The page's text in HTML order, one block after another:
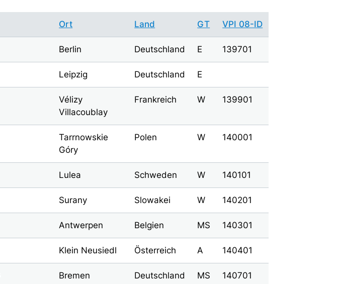
Ort Land GT VPI 08-ID
Berlin Deutschland E 139701
Leipzig Deutschland E
Vélizy
Villacoublay
Frankreich W 139901
Tarrnowskie
Góry
Polen W 140001
Lulea Schweden W 140101
Surany Slowakei W 140201
Antwerpen Belgien MS 140301
Klein Neusiedl Österreich A 140401
Bremen Deutschland MS 140701